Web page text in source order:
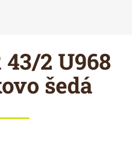
43/2 U968
šedá